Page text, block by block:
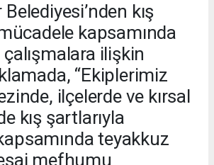
kış
kapsamında
ilişkin
“Ekiplerimiz
ilçelerde ve kırsal
kış şartlarıyla
teyakkuz
mefhumu